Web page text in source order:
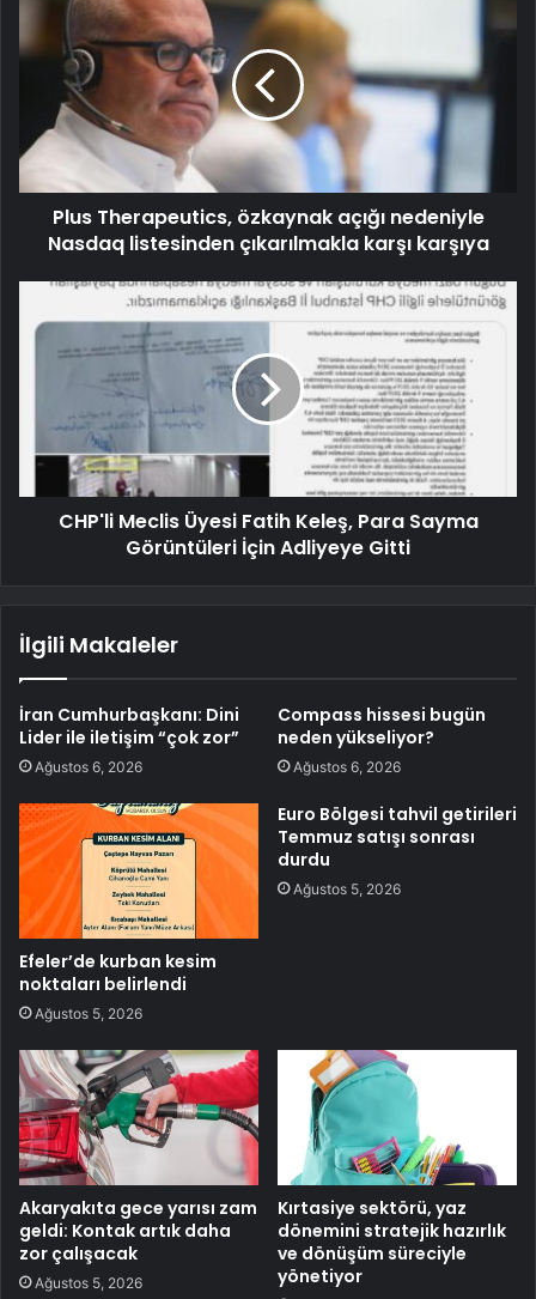
Plus Therapeutics, özkaynak açığı nedeniyle
Nasdaq listesinden çıkarılmakla karşı karşıya
CHP'li Meclis Üyesi Fatih Keleş, Para Sayma
Görüntüleri İçin Adliyeye Gitti
İlgili Makaleler
İran Cumhurbaşkanı: Dini
Lider ile iletişim “çok zor”
Ağustos 6, 2026
Compass hissesi bugün
neden yükseliyor?
Ağustos 6, 2026
Efeler’de kurban kesim
noktaları belirlendi
Ağustos 5, 2026
Euro Bölgesi tahvil getirileri
Temmuz satışı sonrası
durdu
Ağustos 5, 2026
Akaryakıta gece yarısı zam
geldi: Kontak artık daha
zor çalışacak
Ağustos 5, 2026
Kırtasiye sektörü, yaz
dönemini stratejik hazırlık
ve dönüşüm süreciyle
yönetiyor